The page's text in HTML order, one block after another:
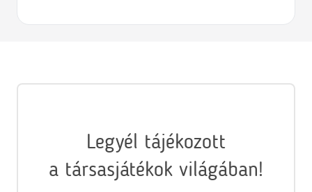
Legyél tájékozott
a társasjátékok világában!